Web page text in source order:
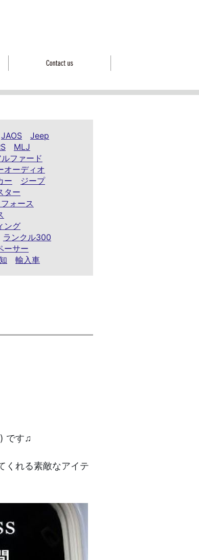
JAOS
Jeep
MLJ
ルファード
オーディオ
ー
ジープ
ター
ォース
ング
ランクル300
ーサー
輸入車
です♫
くれる素敵なアイテ